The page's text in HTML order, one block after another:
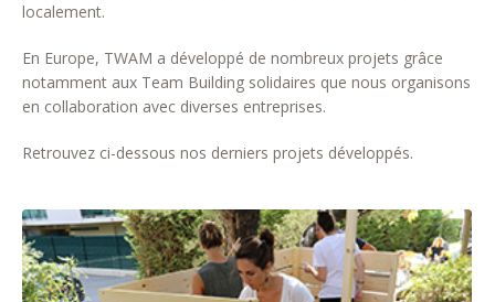
localement.
En Europe, TWAM a développé de nombreux projets grâce
notamment aux Team Building solidaires que nous organisons
en collaboration avec diverses entreprises.
Retrouvez ci-dessous nos derniers projets développés.